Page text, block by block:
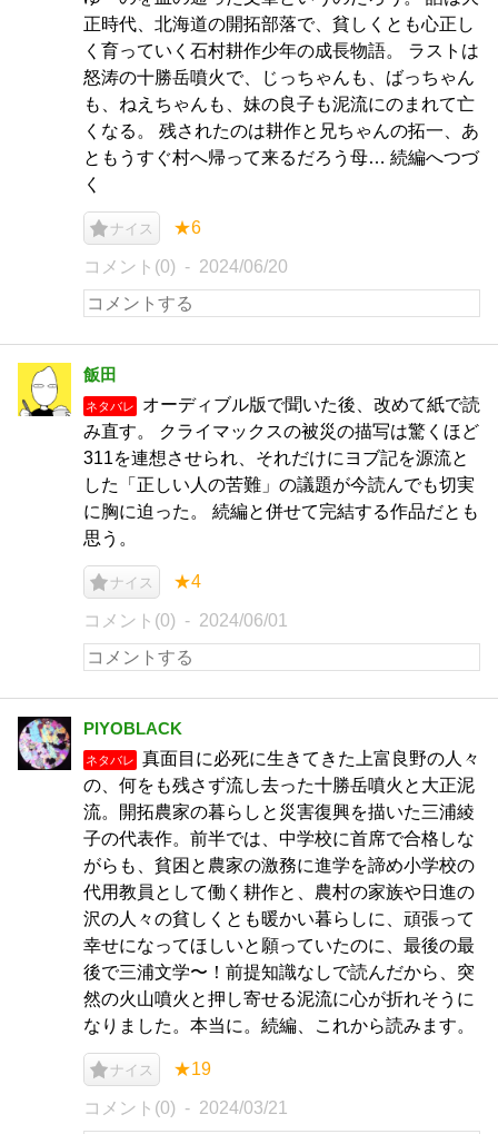
正時代、北海道の開拓部落で、貧しくとも心正し
く育っていく石村耕作少年の成長物語。 ラストは
怒涛の十勝岳噴火で、じっちゃんも、ばっちゃん
も、ねえちゃんも、妹の良子も泥流にのまれて亡
くなる。 残されたのは耕作と兄ちゃんの拓一、あ
ともうすぐ村へ帰って来るだろう母… 続編へつづ
く
ナイス ★6
コメント(0) 2024/06/20
飯田
ネタバレ
オーディブル版で聞いた後、改めて紙で読
み直す。 クライマックスの被災の描写は驚くほど
311を連想させられ、それだけにヨブ記を源流と
した「正しい人の苦難」の議題が今読んでも切実
に胸に迫った。 続編と併せて完結する作品だとも
思う。
ナイス ★4
コメント(0) 2024/06/01
PIYOBLACK
ネタバレ
真面目に必死に生きてきた上富良野の人々
の、何をも残さず流し去った十勝岳噴火と大正泥
流。開拓農家の暮らしと災害復興を描いた三浦綾
子の代表作。前半では、中学校に首席で合格しな
がらも、貧困と農家の激務に進学を諦め小学校の
代用教員として働く耕作と、農村の家族や日進の
沢の人々の貧しくとも暖かい暮らしに、頑張って
幸せになってほしいと願っていたのに、最後の最
後で三浦文学〜！前提知識なしで読んだから、突
然の火山噴火と押し寄せる泥流に心が折れそうに
なりました。本当に。続編、これから読みます。
ナイス ★19
コメント(0) 2024/03/21